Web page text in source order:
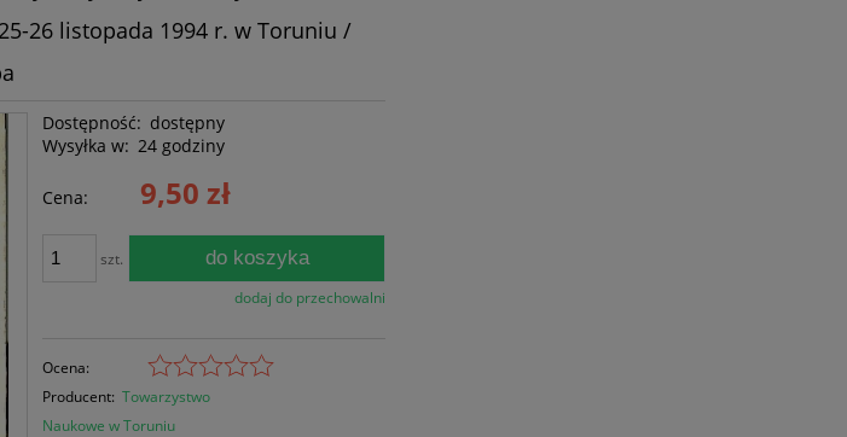
26 listopada 1994 r. w Toruniu /
Dostępność: dostępny
Wysyłka w: 24 godziny
Cena: 9,50 zł
szt. do koszyka
dodaj do przechowalni
Ocena:
Producent: Towarzystwo
Naukowe w Toruniu